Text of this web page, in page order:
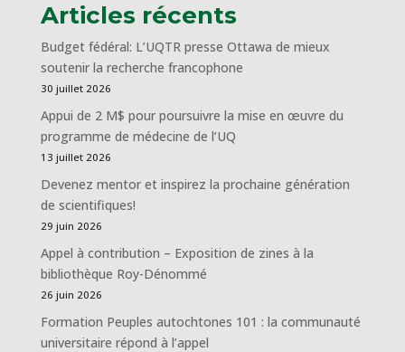
Articles récents
Budget fédéral: L’UQTR presse Ottawa de mieux
soutenir la recherche francophone
30 juillet 2026
Appui de 2 M$ pour poursuivre la mise en œuvre du
programme de médecine de l’UQ
13 juillet 2026
Devenez mentor et inspirez la prochaine génération
de scientifiques!
29 juin 2026
Appel à contribution – Exposition de zines à la
bibliothèque Roy-Dénommé
26 juin 2026
Formation Peuples autochtones 101 : la communauté
universitaire répond à l’appel